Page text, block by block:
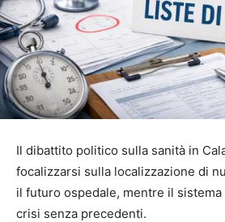
Il dibattito politico sulla sanità in
focalizzarsi sulla localizzazione di
il futuro ospedale, mentre il
crisi senza precedenti.